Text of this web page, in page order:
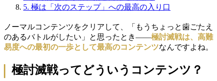
5. 極は「次のステップ」への最高の入り口
ノーマルコンテンツをクリアして、「もうちょっと歯ごたえ
のあるバトルがしたい」と思ったとき——極討滅戦は、高難
易度への最初の一歩として最高のコンテンツなんですよね。
極討滅戦ってどういうコンテンツ？